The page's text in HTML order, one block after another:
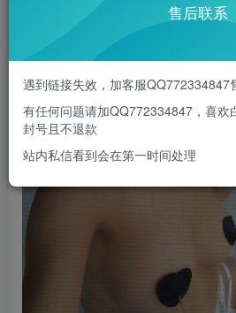
售后联系
遇到链接失效，加客服QQ772334847
有任何问题请加QQ772334847，喜欢
封号且不退款
站内私信看到会在第一时间处理